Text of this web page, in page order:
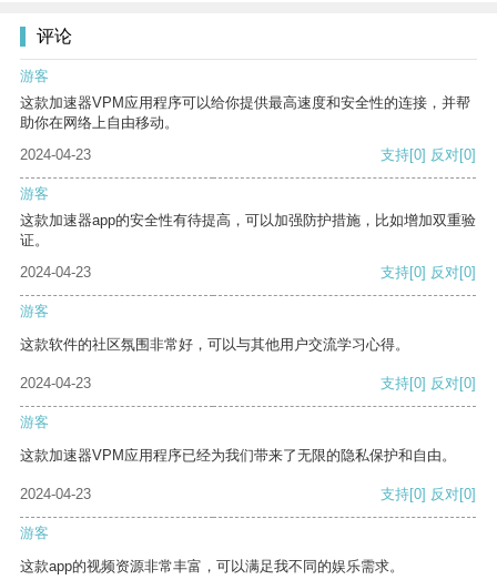
评论
游客
这款加速器VPM应用程序可以给你提供最高速度和安全性的连接，并帮
助你在网络上自由移动。
2024-04-23
支持[0] 反对[0]
游客
这款加速器app的安全性有待提高，可以加强防护措施，比如增加双重验
证。
2024-04-23
支持[0] 反对[0]
游客
这款软件的社区氛围非常好，可以与其他用户交流学习心得。
2024-04-23 支持[0] 反对[0]
游客
这款加速器VPM应用程序已经为我们带来了无限的隐私保护和自由。
2024-04-23 支持[0] 反对[0]
游客
这款app的视频资源非常丰富，可以满足我不同的娱乐需求。